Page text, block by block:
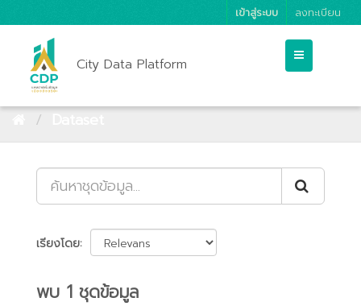
เข้าสู่ระบบ ลงทะเบียน
City Data Platform
เรียงโดย
พบ 1 ชุดข้อมูล